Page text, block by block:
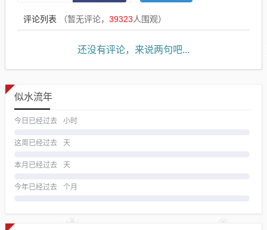
评论列表 （暂无评论， 39323人围观）
还没有评论，来说两句吧...
似水流年
今日已经过去 小时
这周已经过去 天
本月已经过去 天
今年已经过去 个月